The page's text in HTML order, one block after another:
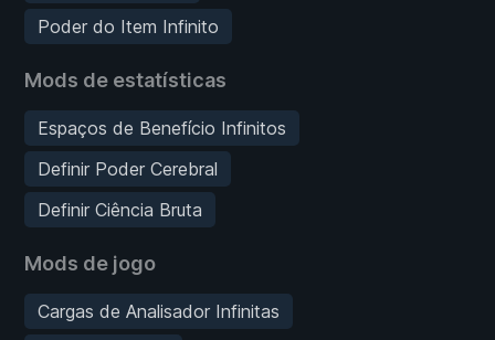
Poder do Item Infinito
Mods de estatísticas
Espaços de Benefício Infinitos
Definir Poder Cerebral
Definir Ciência Bruta
Mods de jogo
Cargas de Analisador Infinitas